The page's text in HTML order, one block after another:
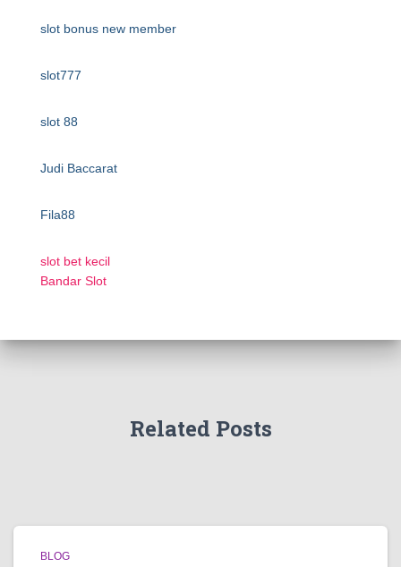
slot bonus new member
slot777
slot 88
Judi Baccarat
Fila88
slot bet kecil
Bandar Slot
Related Posts
BLOG